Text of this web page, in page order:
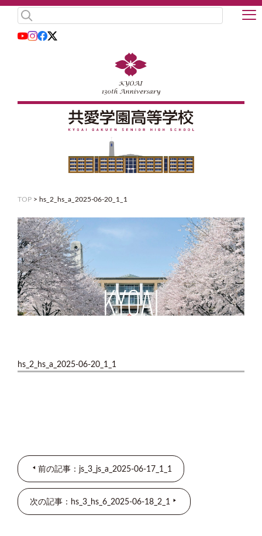
TOP > hs_2_hs_a_2025-06-20_1_1
hs_2_hs_a_2025-06-20_1_1
前の記事：js_3_js_a_2025-06-17_1_1
次の記事：hs_3_hs_6_2025-06-18_2_1